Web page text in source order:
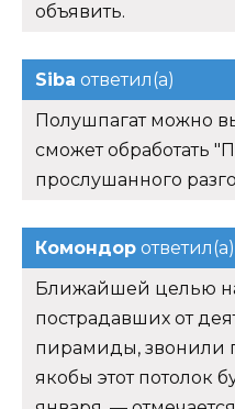
объявить.
Siba ответил(а)
Полушпагат можно
сможет обработать
прослушанного
Комондор ответил(а)
Ближайшей целью
пострадавших от
пирамиды, звонили
якобы этот потолок